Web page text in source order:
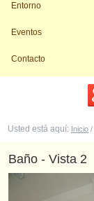
Entorno
Eventos
Contacto
Usted está aquí: Inicio /
Baño - Vista 2